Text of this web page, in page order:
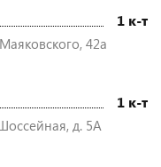
1 к-т
42а
1 к-т
д. 5А